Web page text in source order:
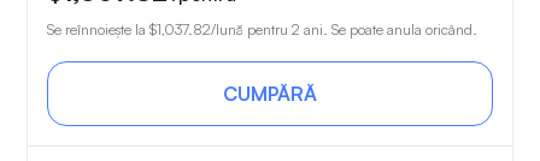
Se reînnoiește la $1,037.82/lună pentru 2 ani. Se poate anula oricând.
CUMPĂRĂ